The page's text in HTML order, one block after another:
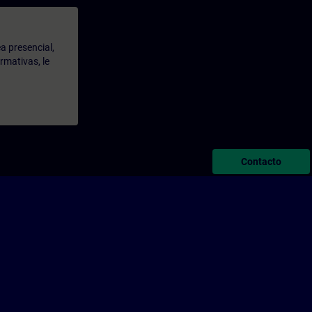
presencial,
le
Contacto